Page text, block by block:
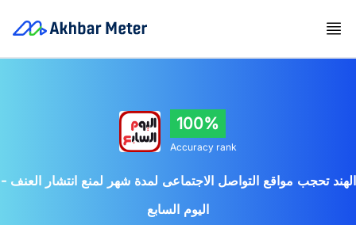
100%
Accuracy rank
الهند تحجب مواقع التواصل الاجتماعى لمدة شهر لمنع انتشار العنف -
اليوم السابع